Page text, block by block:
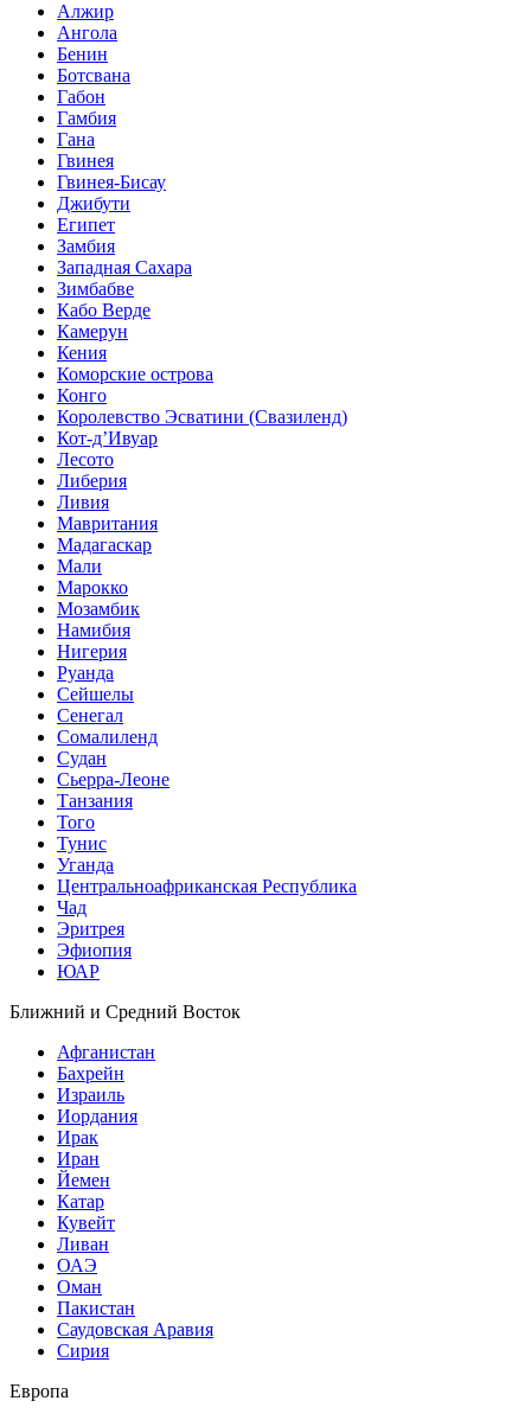
Алжир
Ангола
Бенин
Ботсвана
Габон
Гамбия
Гана
Гвинея
Гвинея-Бисау
Джибути
Египет
Замбия
Западная Сахара
Зимбабве
Кабо Верде
Камерун
Кения
Коморские острова
Конго
Королевство Эсватини (Свазиленд)
Кот-д’Ивуар
Лесото
Либерия
Ливия
Мавритания
Мадагаскар
Мали
Марокко
Мозамбик
Намибия
Нигерия
Руанда
Сейшелы
Сенегал
Сомалиленд
Судан
Сьерра-Леоне
Танзания
Того
Тунис
Уганда
Центральноафриканская Республика
Чад
Эритрея
Эфиопия
ЮАР
Ближний и Средний Восток
Афганистан
Бахрейн
Израиль
Иордания
Ирак
Иран
Йемен
Катар
Кувейт
Ливан
ОАЭ
Оман
Пакистан
Саудовская Аравия
Сирия
Европа